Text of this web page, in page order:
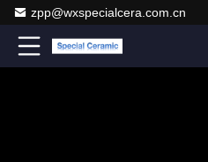
zpp@wxspecialcera.com.cn